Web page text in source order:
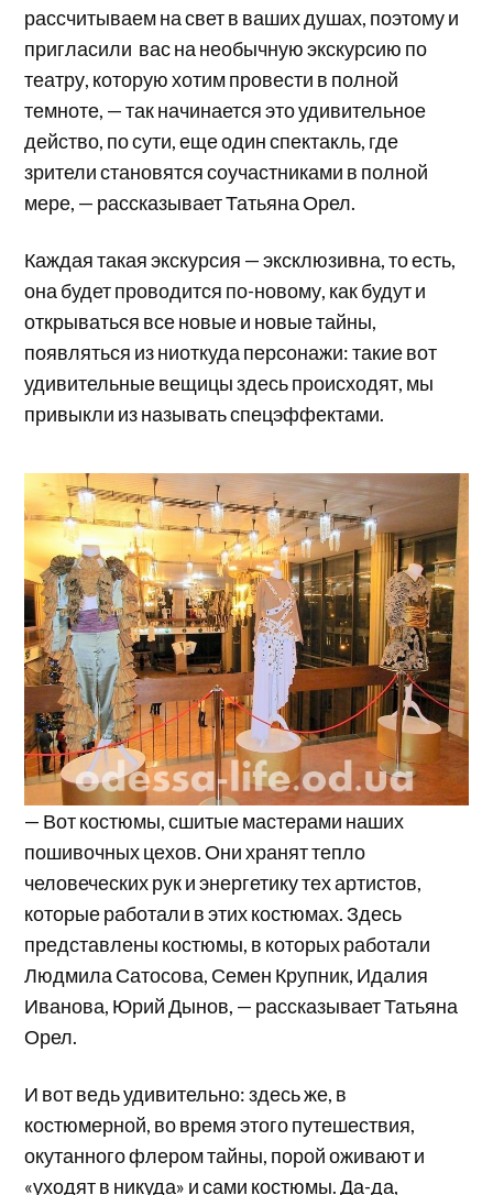
рассчитываем на свет в ваших душах, поэтому и
пригласили вас на необычную экскурсию по
театру, которую хотим провести в полной
темноте, — так начинается это удивительное
действо, по сути, еще один спектакль, где
зрители становятся соучастниками в полной
мере, — рассказывает Татьяна Орел.
Каждая такая экскурсия — эксклюзивна, то есть,
она будет проводится по-новому, как будут и
открываться все новые и новые тайны,
появляться из ниоткуда персонажи: такие вот
удивительные вещицы здесь происходят, мы
привыкли из называть спецэффектами.
— Вот костюмы, сшитые мастерами наших
пошивочных цехов. Они хранят тепло
человеческих рук и энергетику тех артистов,
которые работали в этих костюмах. Здесь
представлены костюмы, в которых работали
Людмила Сатосова, Семен Крупник, Идалия
Иванова, Юрий Дынов, — рассказывает Татьяна
Орел.
И вот ведь удивительно: здесь же, в
костюмерной, во время этого путешествия,
окутанного флером тайны, порой оживают и
«уходят в никуда» и сами костюмы. Да-да,